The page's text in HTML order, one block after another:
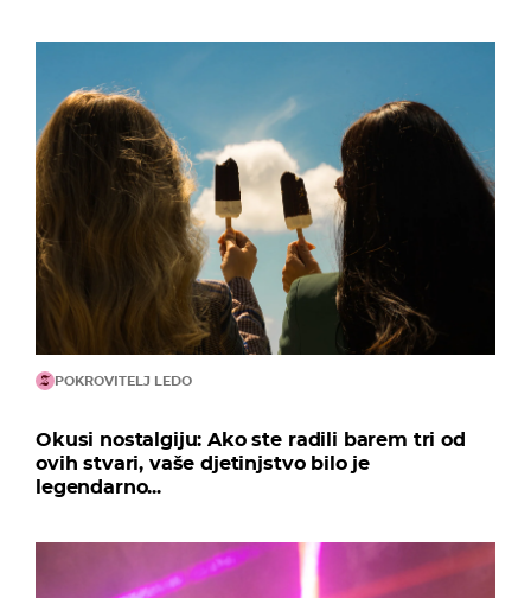
POKROVITELJ LEDO
Okusi nostalgiju: Ako ste radili barem tri od
ovih stvari, vaše djetinjstvo bilo je
legendarno...